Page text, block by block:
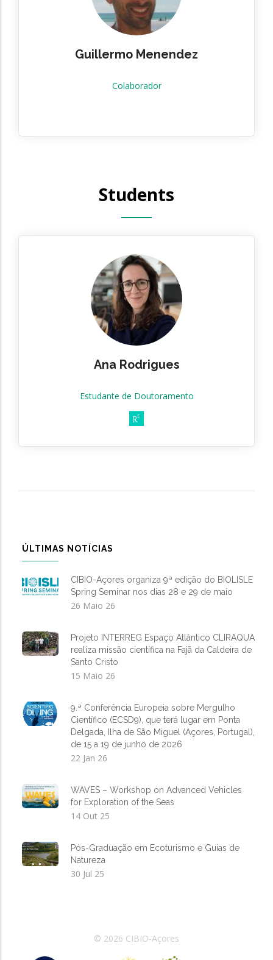
Guillermo Menendez
Colaborador
Students
Ana Rodrigues
Estudante de Doutoramento
ÚLTIMAS NOTÍCIAS
CIBIO-Açores organiza 9ª edição do BIOLISLE
Spring Seminar nos dias 28 e 29 de maio
26 Maio 26
Projeto INTERREG Espaço Atlântico CLIRAQUA
realiza missão científica na Fajã da Caldeira de
Santo Cristo
15 Maio 26
9.ª Conferência Europeia sobre Mergulho
Científico (ECSD9), que terá lugar em Ponta
Delgada, Ilha de São Miguel (Açores, Portugal),
de 15 a 19 de junho de 2026
22 Jan 26
WAVES – Workshop on Advanced Vehicles
for Exploration of the Seas
14 Out 25
Pós-Graduação em Ecoturismo e Guias de
Natureza
30 Jul 25
© 2026 CIBIO-Açores